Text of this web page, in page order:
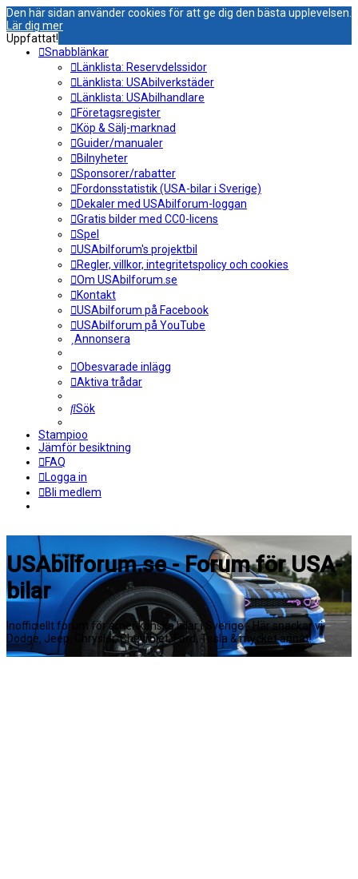
Den här sidan använder cookies för att ge dig den bästa upplevelsen.
Lär dig mer
Uppfattat!
Snabblänkar
Länklista: Reservdelssidor
Länklista: USAbilverkstäder
Länklista: USAbilhandlare
Företagsregister
Köp & Sälj-marknad
Guider/manualer
Bilnyheter
Sponsorer/rabatter
Fordonsstatistik (USA-bilar i Sverige)
Dekaler med USAbilforum-loggan
Gratis bilder med CC0-licens
Spel
USAbilforum's projektbil
Regler, villkor, integritetspolicy och cookies
Om USAbilforum.se
Kontakt
USAbilforum på Facebook
USAbilforum på YouTube
Annonsera
Obesvarade inlägg
Aktiva trådar
Sök
Stampioo
Jämför besiktning
FAQ
Logga in
Bli medlem
USAbilforum.se - Forum för USA-
bilar
Inofficiellt forum för amerikanska bilar i Sverige - Här snackar vi
Dodge, Jeep, Chrysler, Chevrolet, Ford, Tesla & mycket annat!